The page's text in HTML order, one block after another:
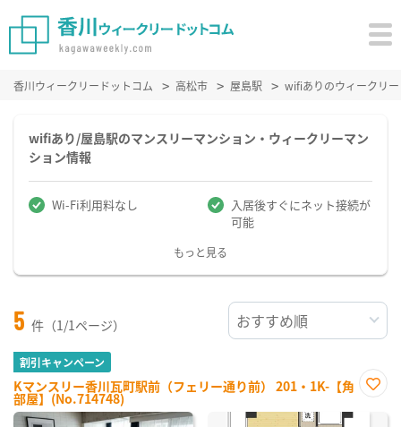
香川ウィークリードットコム 高松市 屋島駅 wifiありのウィークリ
wifiあり/屋島駅のマンスリーマンション・ウィークリーマン
ション情報
Wi-Fi利用料なし
入居後すぐにネット接続が
可能
もっと見る
5 件（1/1ページ）
割引キャンペーン
Kマンスリー香川瓦町駅前（フェリー通り前） 201・1K-【角
部屋】(No.714748)
に入